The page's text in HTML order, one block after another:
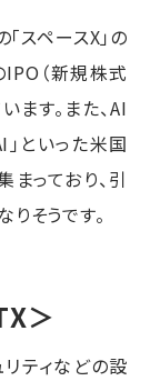
スペースX」の
（新規株式
ます。また、AI
」といった米国
っており、引
そうです。
＞
ティなどの設